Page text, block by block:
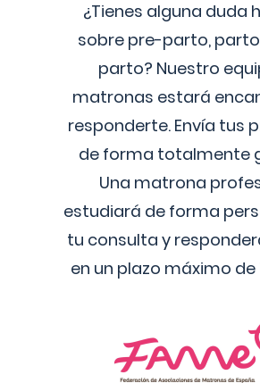
¿Tienes alguna duda
sobre pre-parto,
parto? Nuestro
matronas estará
responderte. Envía tus
de forma totalmente
Una matrona
estudiará de forma
tu consulta y
en un plazo máximo de